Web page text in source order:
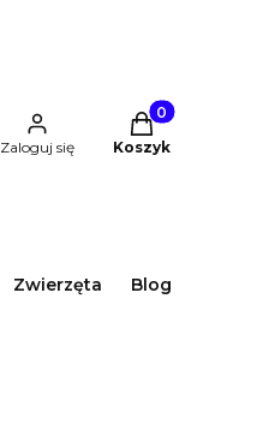
Zaloguj się
Produkty w
Koszyk
Zwierzęta Blog